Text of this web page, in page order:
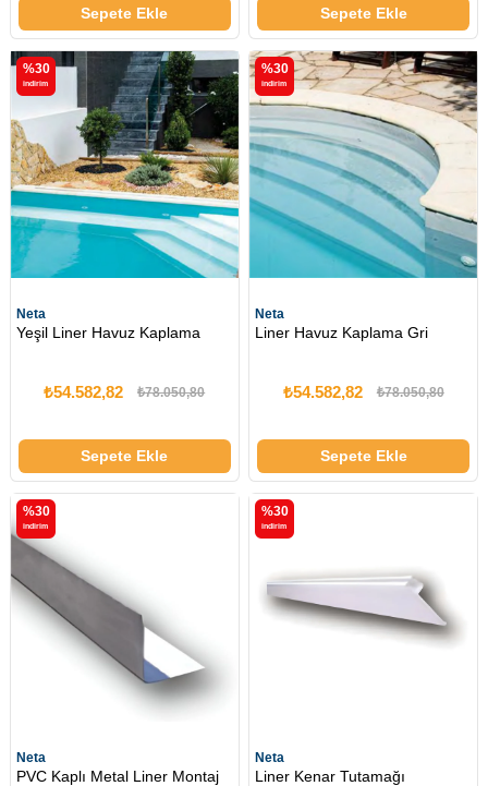
Sepete Ekle Sepete Ekle
Neta
Yeşil Liner Havuz Kaplama
₺54.582,82 ₺78.050,80
Sepete Ekle
%30
i̇ndirim
Neta
Liner Havuz Kaplama Gri
₺54.582,82 ₺78.050,80
Sepete Ekle
%30
i̇ndirim
Neta
PVC Kaplı Metal Liner Montaj
%30
i̇ndirim
Neta
Liner Kenar Tutamağı
%30
i̇ndirim